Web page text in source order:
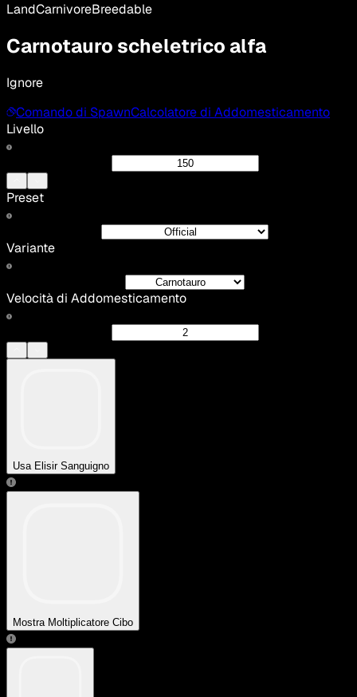
LandCarnivoreBreedable
Carnotauro scheletrico alfa
Ignore
Comando di SpawnCalcolatore di Addomesticamento
Livello
Preset
Variante
Velocità di Addomesticamento
Usa Elisir Sanguigno
Mostra Moltiplicatore Cibo